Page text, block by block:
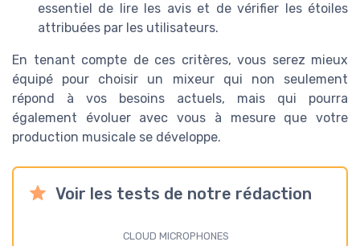
essentiel de lire les avis et de vérifier les étoiles
attribuées par les utilisateurs.
En tenant compte de ces critères, vous serez mieux
équipé pour choisir un mixeur qui non seulement
répond à vos besoins actuels, mais qui pourra
également évoluer avec vous à mesure que votre
production musicale se développe.
Voir les tests de notre rédaction
CLOUD MICROPHONES